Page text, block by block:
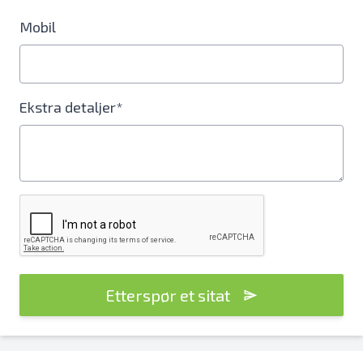
Mobil
Ekstra detaljer*
Etterspør et sitat